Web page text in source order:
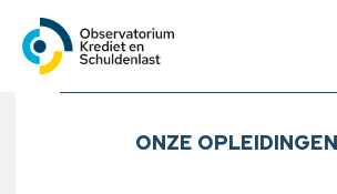
Observatorium
Submenu
ONZE OPLEIDINGEN